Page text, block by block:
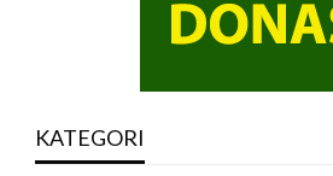
KATEGORI